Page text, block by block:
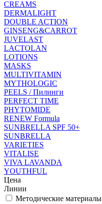
CREAMS
DERMALIGHT
DOUBLE ACTION
GINSENG&CARROT
JUVELAST
LACTOLAN
LOTIONS
MASKS
MULTIVITAMIN
MYTHOLOGIC
PEELS / Пилинги
PERFECT TIME
PHYTOMIDE
RENEW Formula
SUNBRELLA SPF 50+
SUNBRELLA
VARIETIES
VITALISE
VIVA LAVANDA
YOUTHFUL
Цена
Линии
Методические материалы